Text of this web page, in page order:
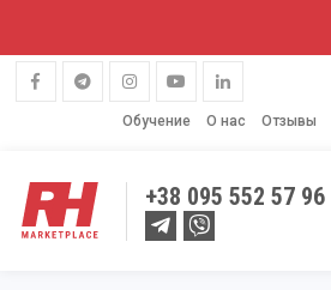
Обучение О нас Отзывы
+38 095 552 57 96